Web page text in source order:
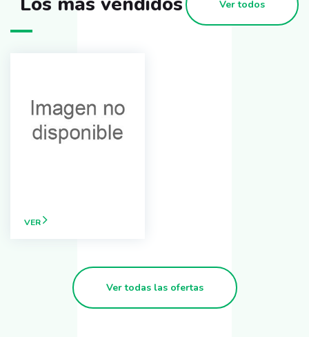
Ver todos
VER
Ver todas las ofertas